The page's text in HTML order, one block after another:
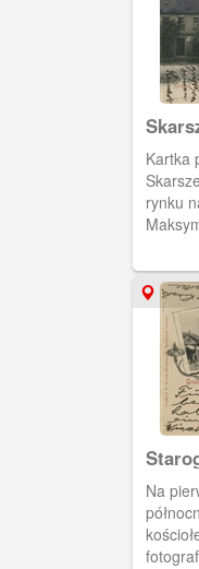
Kartka
rynku
Na